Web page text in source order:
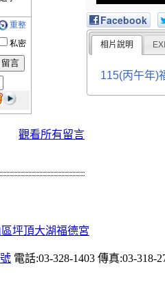
觀看所有留言
Facebook
相片說明
115(丙午年)
坪頂大湖福德宮
電話:03-328-1403 傳真:03-318-